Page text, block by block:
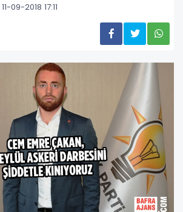
09-2018 17:11